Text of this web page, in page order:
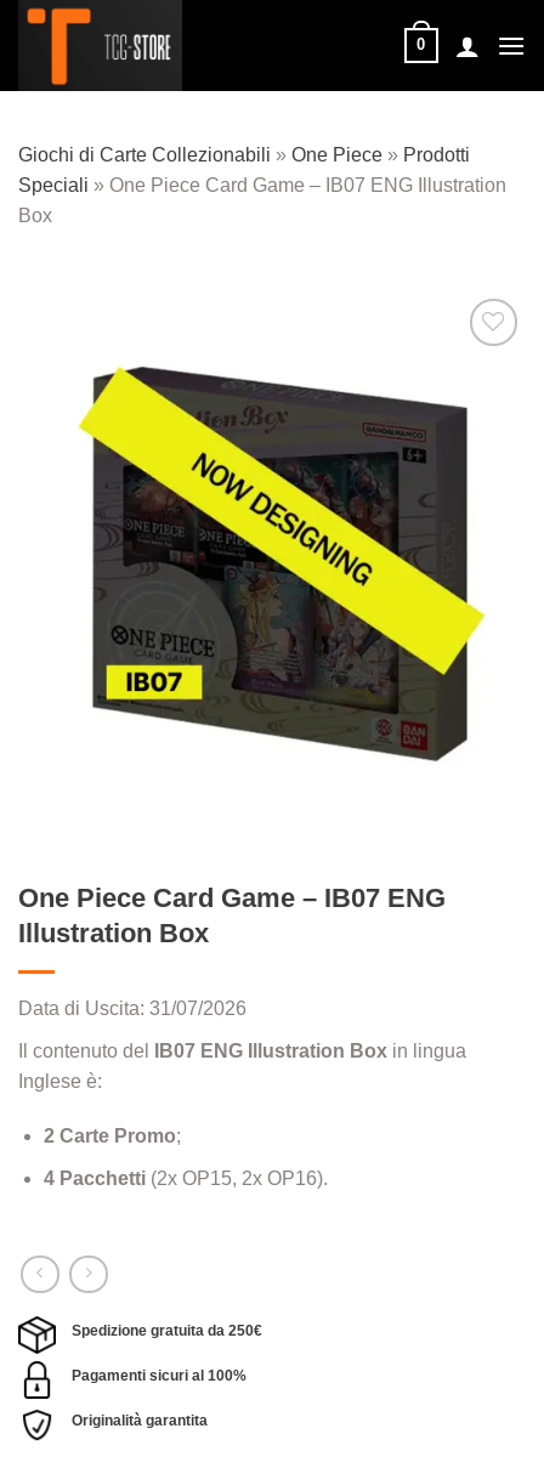
Salta
0
Giochi di Carte Collezionabili » One Piece » Prodotti
Speciali » One Piece Card Game – IB07 ENG Illustration
Box
One Piece Card Game – IB07 ENG
Illustration Box
Data di Uscita: 31/07/2026
Il contenuto del IB07 ENG Illustration Box in lingua
Inglese è:
2 Carte Promo;
4 Pacchetti (2x OP15, 2x OP16).
Spedizione gratuita da 250€
Pagamenti sicuri al 100%
Originalità garantita